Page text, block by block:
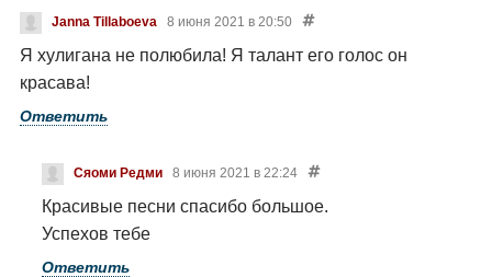
Janna Tillaboeva 8 июня 2021 в 20:50
Я хулигана не полюбила! Я талант его голос он
красава!
Ответить
Сяоми Редми 8 июня 2021 в 22:24
Красивые песни спасибо большое.
Успехов тебе
Ответить